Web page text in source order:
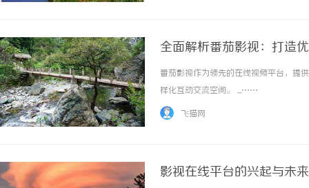
全面解析番茄影视：打造
番茄影视作为领先的在线视频平台，提
样化互动交流空间。 ...……
飞猫网
影视在线平台的兴起与未